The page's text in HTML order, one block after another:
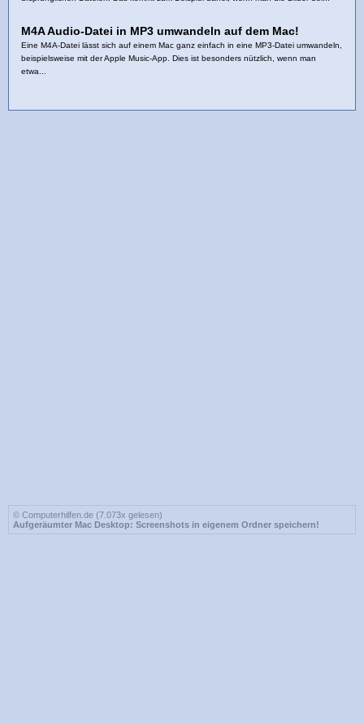
M4A Audio-Datei in MP3 umwandeln auf dem Mac!
Eine M4A-Datei lässt sich auf einem Mac ganz einfach in eine MP3-Datei umwandeln,
beispielsweise mit der Apple Music-App. Dies ist besonders nützlich, wenn man
etwa...
© Computerhilfen.de (7.073x gelesen)
Aufgeräumter Mac Desktop: Screenshots in eigenem Ordner speichern!